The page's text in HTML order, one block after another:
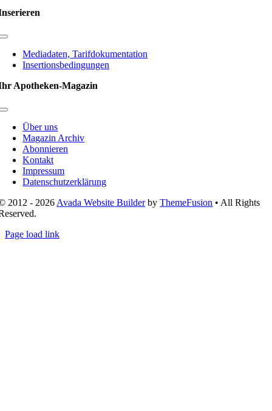
Toggle
NavigationMediadaten, Tarifdokumentation
Insertionsbedingungen
Apotheken-Magazin
Toggle
NavigationÜber uns
Magazin Archiv
Abonnieren
Kontakt
Impressum
Datenschutzerklärung
2012 - 2026 Avada Website BuilderbyThemeFusion • All Rights
Page load link